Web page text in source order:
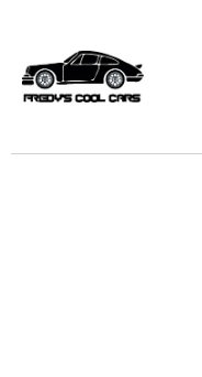
contenido